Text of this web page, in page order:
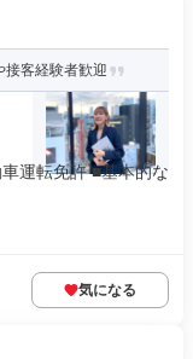
接客経験者歓迎
運転免許 ■基本的な
気になる